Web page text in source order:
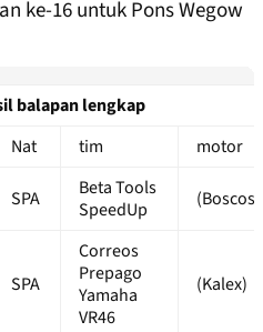
ke-16 untuk Pons Wegow
balapan lengkap
Nat tim motor
SPA
Beta Tools
SpeedUp
SPA
Correos
Prepago
Yamaha
VR46
(Kalex)